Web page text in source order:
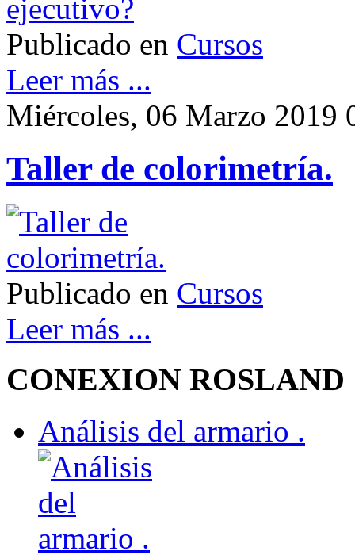
Publicado en Cursos
Leer más ...
Miércoles, 06 Marzo 2019
Taller de colorimetría.
Publicado en Cursos
Leer más ...
CONEXION ROSLAND
Análisis del armario .